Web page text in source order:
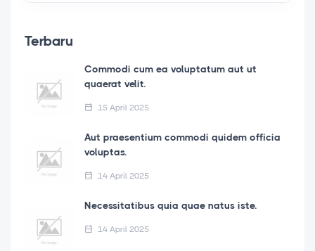
Terbaru
Commodi cum ea voluptatum aut ut
quaerat velit.
15 April 2025
Aut praesentium commodi quidem officia
voluptas.
14 April 2025
Necessitatibus quia quae natus iste.
14 April 2025